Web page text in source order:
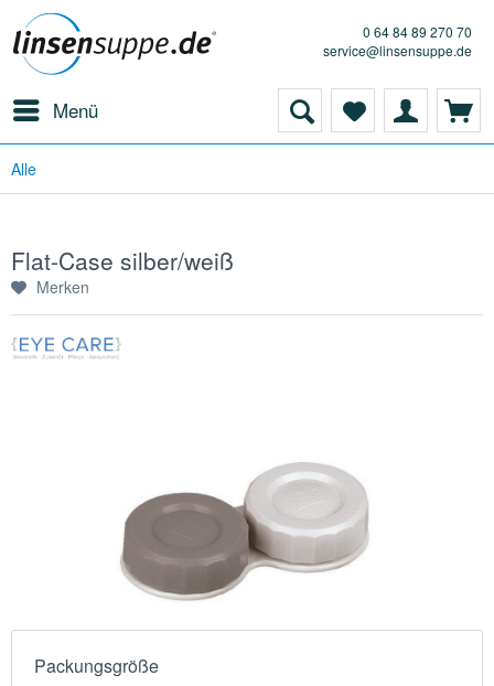
0 64 84 89 270 70
service@linsensuppe.de
Menü
Alle
Flat-Case silber/weiß
Merken
Packungsgröße